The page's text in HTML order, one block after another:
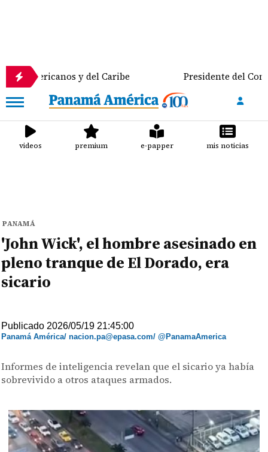
y del Caribe Presidente del Consejo
videos premium e-papper mis noticias
PANAMÁ
'John Wick', el hombre asesinado en
pleno tranque de El Dorado, era
sicario
Publicado 2026/05/19 21:45:00
Panamá América/ nacion.pa@epasa.com/ @PanamaAmerica
Informes de inteligencia revelan que el sicario ya había
sobrevivido a otros ataques armados.